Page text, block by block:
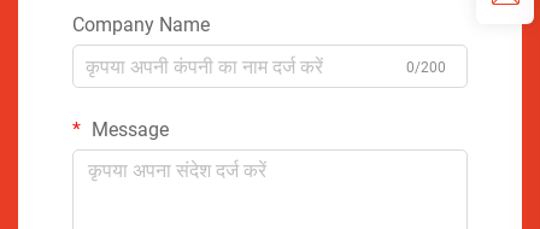
Company Name
0/200
Message